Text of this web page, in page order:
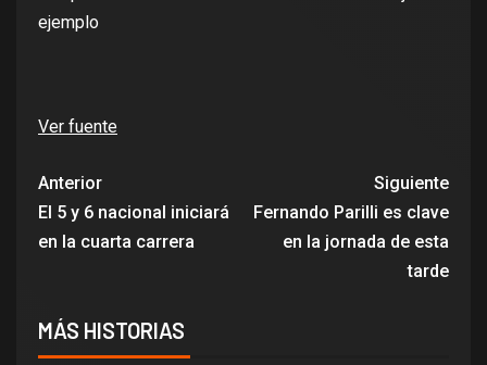
ejemplo
Ver fuente
Anterior
El 5 y 6 nacional iniciará
en la cuarta carrera
Siguiente
Fernando Parilli es clave
en la jornada de esta
tarde
MÁS HISTORIAS